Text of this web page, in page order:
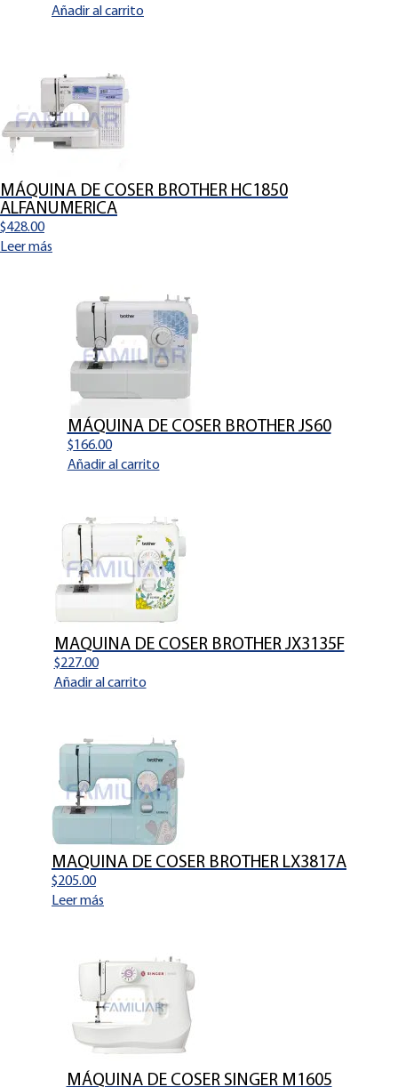
Añadir al carrito
MÁQUINA DE COSER BROTHER HC1850
ALFANUMERICA
$428.00
Leer más
MÁQUINA DE COSER BROTHER JS60
$166.00
Añadir al carrito
MAQUINA DE COSER BROTHER JX3135F
$227.00
Añadir al carrito
MAQUINA DE COSER BROTHER LX3817A
$205.00
Leer más
MÁQUINA DE COSER SINGER M1605